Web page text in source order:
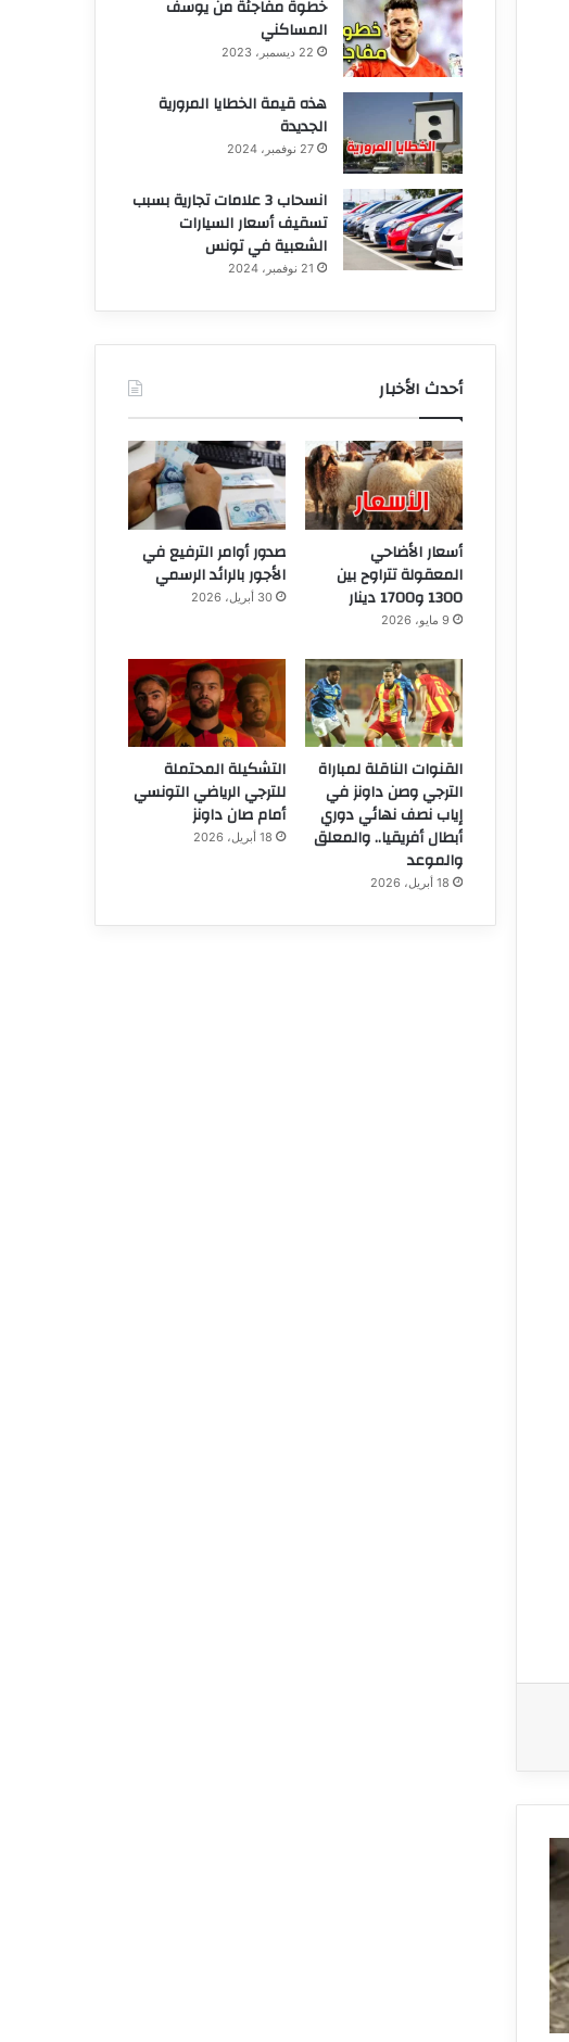
خطوة مفاجئة من يوسف
المساكني
22 ديسمبر، 2023
هذه قيمة الخطايا المرورية
الجديدة
27 نوفمبر، 2024
انسحاب 3 علامات تجارية بسبب
تسقيف أسعار السيارات
الشعبية في تونس
21 نوفمبر، 2024
أحدث الأخبار
أسعار الأضاحي
المعقولة تتراوح بين
1300 و1700 دينار
9 مايو، 2026
صدور أوامر الترفيع في
الأجور بالرائد الرسمي
30 أبريل، 2026
القنوات الناقلة لمباراة
الترجي وصن داونز في
إياب نصف نهائي دوري
أبطال أفريقيا.. والمعلق
والموعد
18 أبريل، 2026
التشكيلة المحتملة
للترجي الرياضي التونسي
أمام صان داونز
18 أبريل، 2026